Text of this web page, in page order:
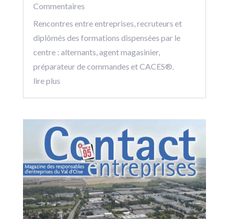
Commentaires
Rencontres entre entreprises, recruteurs et
diplômés des formations dispensées par le
centre : alternants, agent magasinier,
préparateur de commandes et CACES®.
lire plus